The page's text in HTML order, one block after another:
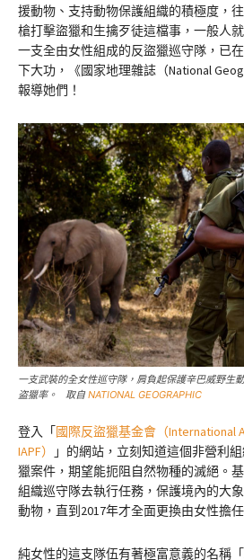
援動物、支持動物保護組織的積極度，
槍打擊盜獵和生擒歹徒這檔事，一般人
一支全由女性組成的反盜獵巡守隊，已
下大功，《國家地理雜誌（National
報導她們！
一支武裝的全女性巡守隊，肩負起保護辛巴威野生
盗獵率。 取自NATIONAL GEOGRAPHIC
登入「 國際反盜獵基金會（International
IAPF）
」的網站，立刻知道這個非營利
獵案件，期望能扼阻自然物種的滅絕。
組織巡守隊去執行任務，保護境內的大
動物，直到2017年才全面更換由女性擔
純女性的這支隊伍有著極富意義的名稱